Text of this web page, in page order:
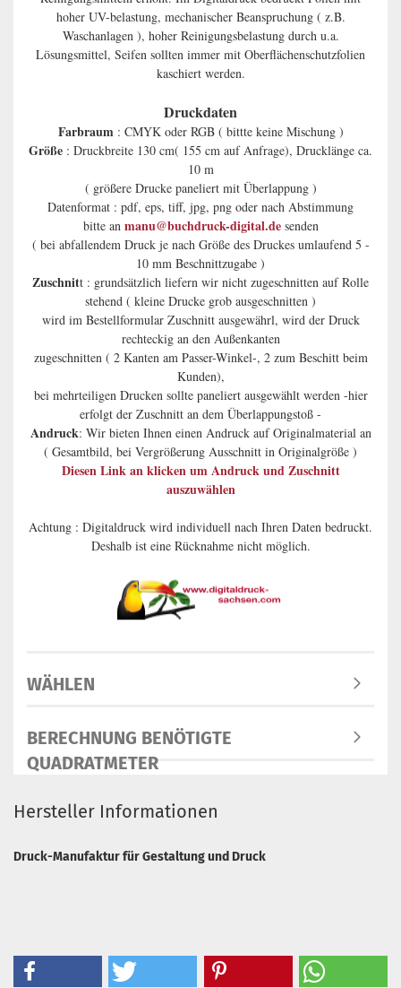
hoher UV-belastung, mechanischer Beanspruchung ( z.B.
Waschanlagen ), hoher Reinigungsbelastung durch u.a.
Lösungsmittel, Seifen sollten immer mit Oberflächenschutzfolien
kaschiert werden.
Druckdaten
Farbraum: CMYK oder RGB ( bittte keine Mischung )
Größe : Druckbreite 130 cm( 155 cm auf Anfrage), Drucklänge ca.
10 m
( größere Drucke paneliert mit Überlappung )
Datenformat : pdf, eps, tiff, jpg, png oder nach Abstimmung
bitte anmanu@buchdruck-digital.desenden
( bei abfallendem Druck je nach Größe des Druckes umlaufend 5 -
10 mm Beschnittzugabe )
Zuschnitt : grundsätzlich liefern wir nicht zugeschnitten auf Rolle
stehend ( kleine Drucke grob ausgeschnitten )
wird im Bestellformular Zuschnitt ausgewährl, wird der Druck
rechteckig an den Außenkanten
zugeschnitten ( 2 Kanten am Passer-Winkel-, 2 zum Beschitt beim
Kunden),
bei mehrteiligen Drucken sollte paneliert ausgewählt werden -hier
erfolgt der Zuschnitt an dem Überlappungstoß -
Andruck: Wir bieten Ihnen einen Andruck auf Originalmaterial an
( Gesamtbild, bei Vergrößerung Ausschnitt in Originalgröße )
Diesen Link an klicken um Andruck und Zuschnitt
auszuwählen
Achtung : Digitaldruck wird individuell nach Ihren Daten bedruckt.
Deshalb ist eine Rücknahme nicht möglich.
WÄHLEN
BERECHNUNG BENÖTIGTE
QUADRATMETER
Hersteller Informationen
Druck-Manufaktur für Gestaltung und Druck